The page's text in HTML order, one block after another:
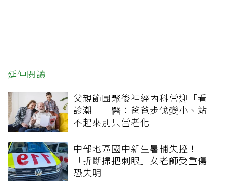
延伸閱讀
父親節團聚後神經內科常迎「看
診潮」 醫：爸爸步伐變小、站
不起來別只當老化
中部地區國中新生暑輔失控！
「折斷掃把刺眼」女老師受重傷
恐失明